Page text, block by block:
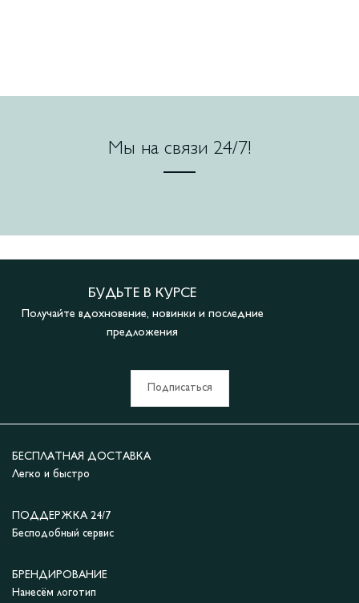
Мы на связи 24/7!
БУДЬТЕ В КУРСЕ
Получайте вдохновение, новинки и последние
предложения
Подписаться
БЕСПЛАТНАЯ ДОСТАВКА
Легко и быстро
ПОДДЕРЖКА 24/7
Бесподобный сервис
БРЕНДИРОВАНИЕ
Нанесём логотип